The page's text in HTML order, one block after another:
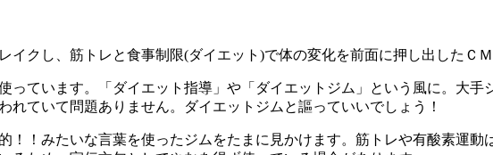
クし、筋トレと食事制限(ダイエット)で体の変化を前面に押し出したＣＭ
っています。「ダイエット指導」や「ダイエットジム」という風に。大
ていて問題ありません。ダイエットジムと謳っていいでしょう！
！！みたいな言葉を使ったジムをたまに見かけます。筋トレや有酸素運動